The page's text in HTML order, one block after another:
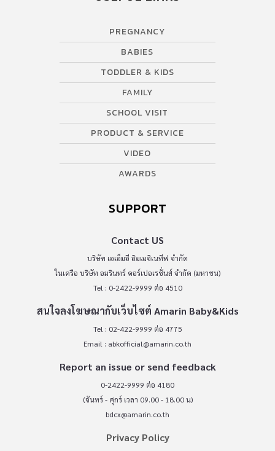
PREGNANCY
BABIES
TODDLER & KIDS
FAMILY
SCHOOL VISIT
PRODUCT & SERVICE
VIDEO
AWARDS
SUPPORT
Contact US
บริษัท เอเอ็มอี อิมเมจิเนทีฟ จำกัด
ในเครือ บริษัท อมรินทร์ คอร์เปอเรชั่นส์ จำกัด (มหาชน)
Tel : 0-2422-9999 ต่อ 4510
สนใจลงโฆษณากับเว็บไซต์ Amarin Baby&Kids
Tel : 02-422-9999 ต่อ 4775
Email : abkofficial@amarin.co.th
Report an issue or send feedback
0-2422-9999 ต่อ 4180
(จันทร์ - ศุกร์ เวลา 09.00 - 18.00 น)
bdcx@amarin.co.th
Privacy Policy